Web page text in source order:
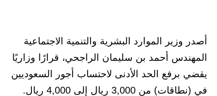
أصدر وزير الموارد البشرية والتنمية الاجتماعية
المهندس أحمد بن سليمان الراجحي، قرارًا وزاريًا
يقضي برفع الحد الأدنى لاحتساب أجور السعوديين
في (نطاقات) من 3,000 ريال إلى 4,000 ريال.